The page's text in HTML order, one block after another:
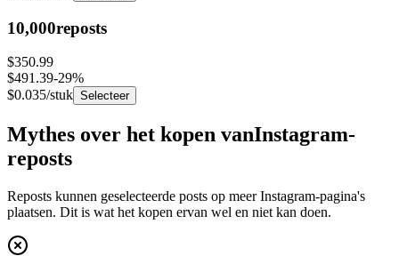
10,000reposts
$350.99
$491.39-29%
$0.035/stuk Selecteer
Mythes over het kopen vanInstagram-
reposts
Reposts kunnen geselecteerde posts op meer Instagram-pagina's
plaatsen. Dit is wat het kopen ervan wel en niet kan doen.